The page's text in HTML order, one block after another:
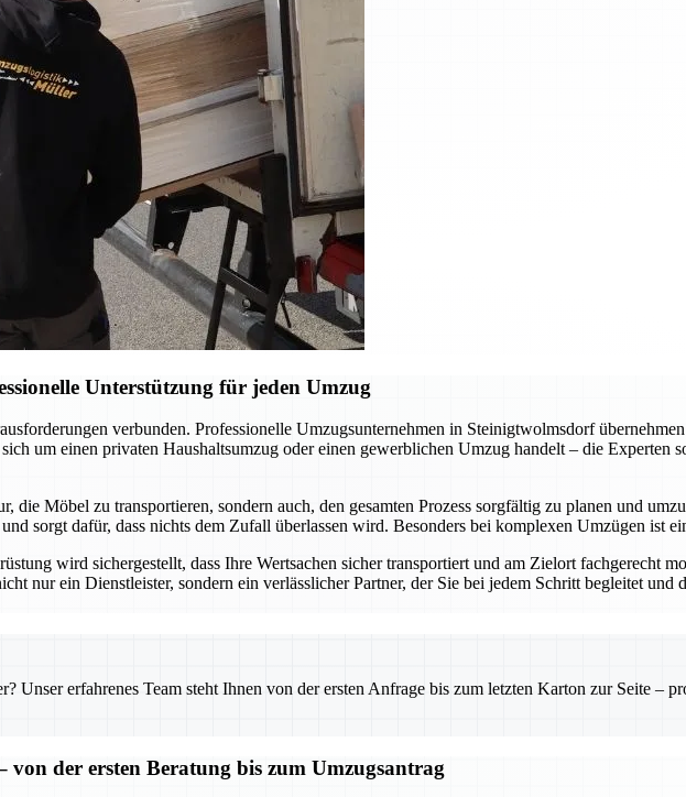
Unterstützung für jeden Umzug
verbunden. Professionelle Umzugsunternehmen in Steinigtwolmsdorf
um einen privaten Haushaltsumzug oder einen gewerblichen Umzug handelt – die Experten
Möbel zu transportieren, sondern auch, den gesamten Prozess sorgfältig zu planen und
sorgt dafür, dass nichts dem Zufall überlassen wird. Besonders bei komplexen Umzügen ist
wird sichergestellt, dass Ihre Wertsachen sicher transportiert und am Zielort fachgerecht
nur ein Dienstleister, sondern ein verlässlicher Partner, der Sie bei jedem Schritt begleitet und
Unser erfahrenes Team steht Ihnen von der ersten Anfrage bis zum letzten Karton zur Seite –
der ersten Beratung bis zum Umzugsantrag